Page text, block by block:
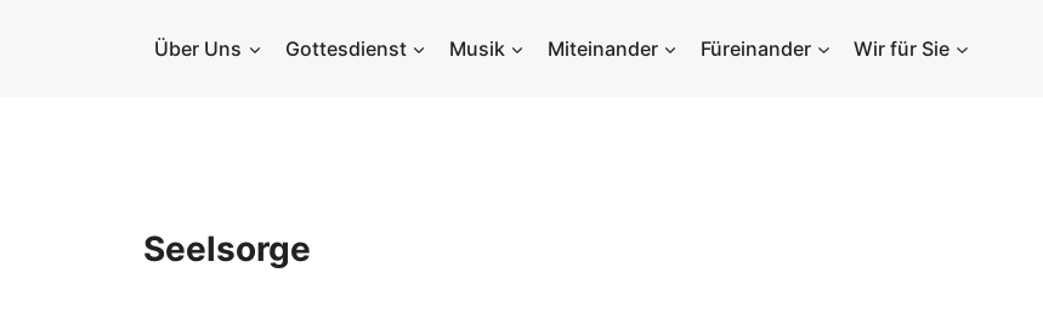
Über Uns Gottesdienst Musik Miteinander Füreinander Wir für Sie
Seelsorge